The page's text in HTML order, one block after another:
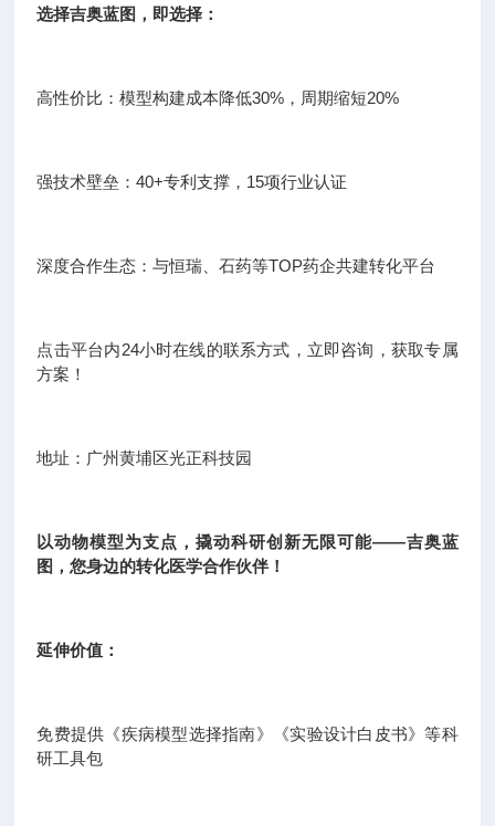
选择吉奥蓝图，即选择：
高性价比：模型构建成本降低30%，周期缩短20%
强技术壁垒：40+专利支撑，15项行业认证
深度合作生态：与恒瑞、石药等TOP药企共建转化平台
点击平台内24小时在线的联系方式，立即咨询，获取专属
方案！
地址：广州黄埔区光正科技园
以动物模型为支点，撬动科研创新无限可能——吉奥蓝
图，您身边的转化医学合作伙伴！
延伸价值：
免费提供《疾病模型选择指南》《实验设计白皮书》等科
研工具包